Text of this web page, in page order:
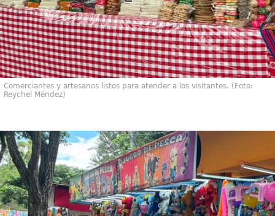
Comerciantes y artesanos listos para atender a los visitantes. (Foto:
Reychel Méndez)